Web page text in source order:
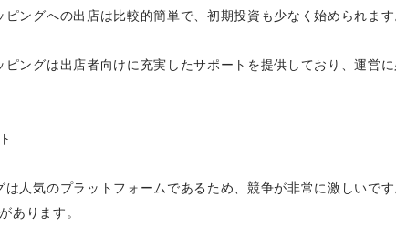
ングへの出店は比較的簡単で、初期投資も少なく始められま
ピングは出店者向けに充実したサポートを提供しており、運営
人気のプラットフォームであるため、競争が非常に激しいで
あります。